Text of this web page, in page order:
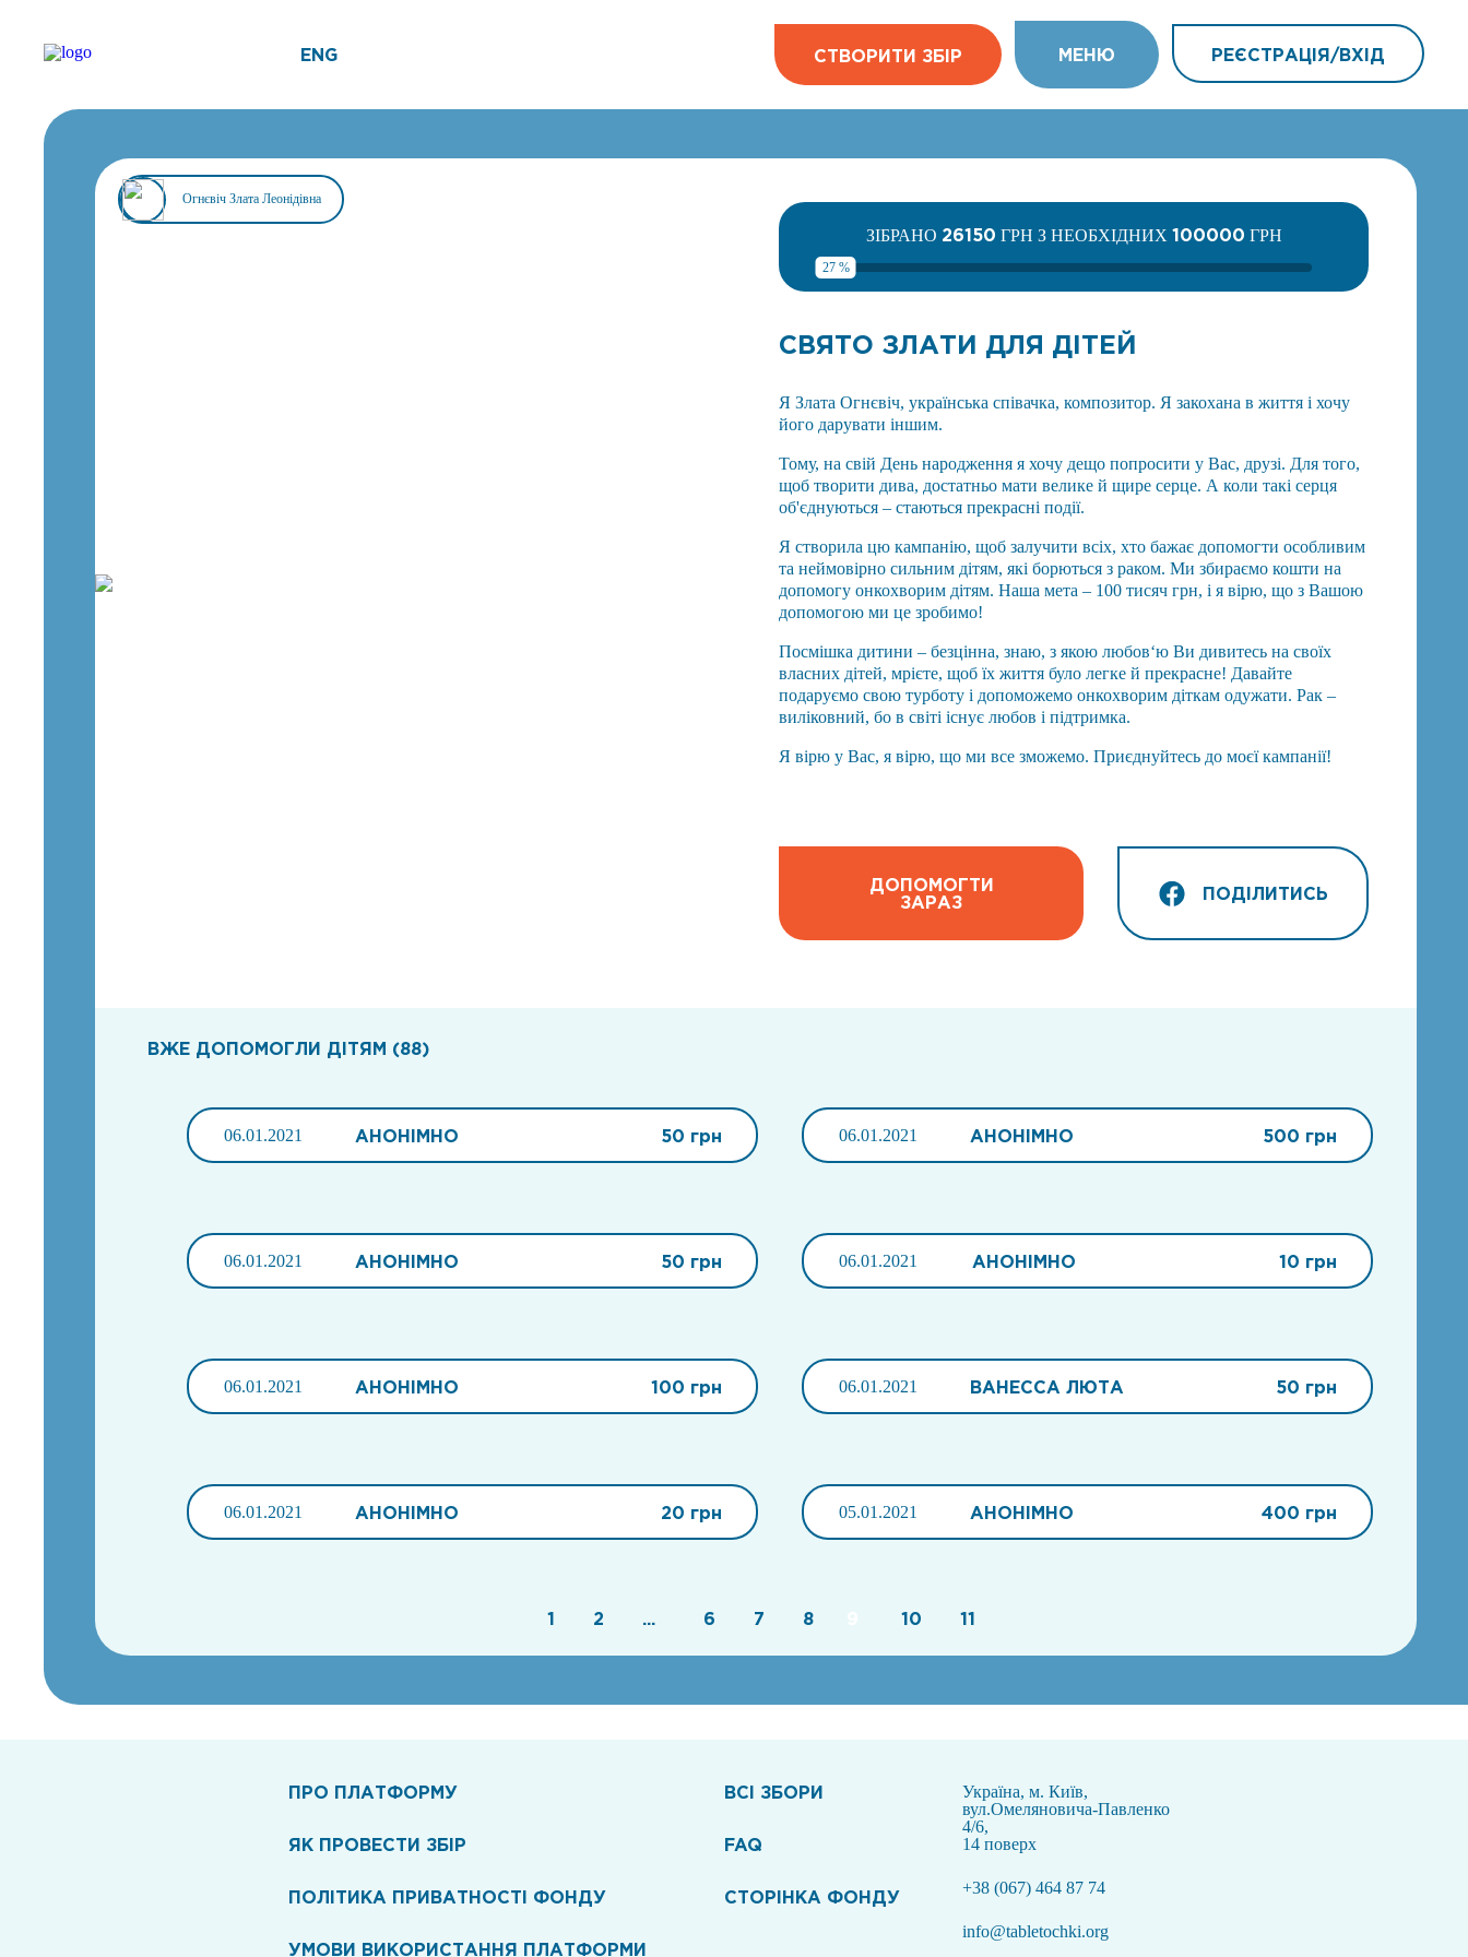
ENG СТВОРИТИ ЗБІР МEНЮ РЕЄСТРАЦІЯ/ВХIД
Огнєвіч Злата Леонідівна
ЗІБРАНО 26150 ГРН З НЕОБХІДНИХ 100000 ГРН
27 %
СВЯТО ЗЛАТИ ДЛЯ ДІТЕЙ
Я Злата Огнєвіч, українська співачка, композитор. Я закохана в життя і хочу
його дарувати іншим.
Тому, на свій День народження я хочу дещо попросити у Вас, друзі. Для того,
щоб творити дива, достатньо мати велике й щире серце. А коли такі серця
об'єднуються – стаються прекрасні події.
Я створила цю кампанію, щоб залучити всіх, хто бажає допомогти особливим
та неймовірно сильним дітям, які борються з раком. Ми збираємо кошти на
допомогу онкохворим дітям. Наша мета – 100 тисяч грн, і я вірю, що з Вашою
допомогою ми це зробимо!
Посмішка дитини – безцінна, знаю, з якою любов‘ю Ви дивитесь на своїх
власних дітей, мрієте, щоб їх життя було легке й прекрасне! Давайте
подаруємо свою турботу і допоможемо онкохворим діткам одужати. Рак –
виліковний, бо в світі існує любов і підтримка.
Я вірю у Вас, я вірю, що ми все зможемо. Приєднуйтесь до моєї кампанії!
ДОПОМОГТИ
ЗАРАЗ
ПОДІЛИТИСЬ
ВЖЕ ДОПОМОГЛИ ДІТЯМ (88)
06.01.2021 АНОНІМНО 50 грн 06.01.2021 АНОНІМНО 500 грн
06.01.2021 АНОНІМНО 50 грн 06.01.2021 АНОНІМНО 10 грн
06.01.2021 АНОНІМНО 100 грн 06.01.2021 ВАНЕССА ЛЮТА 50 грн
06.01.2021 АНОНІМНО 20 грн 05.01.2021 АНОНІМНО 400 грн
1 2 ... 6 7 8 10 11
ПРО ПЛАТФОРМУ
ЯК ПРОВЕСТИ ЗБІР
ПОЛІТИКА ПРИВАТНОСТІ ФОНДУ
УМОВИ ВИКОРИСТАННЯ ПЛАТФОРМИ
ВСI ЗБОРИ
FAQ
СТОРІНКА ФОНДУ
Україна, м. Київ,
вул.Омеляновича-Павленко
4/6,
14 поверх
+38 (067) 464 87 74
info@tabletochki.org